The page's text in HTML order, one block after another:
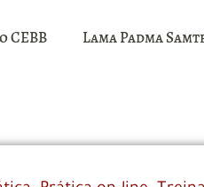
CEBB Lama Padma